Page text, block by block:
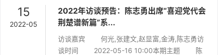
2022年访谈预告：陈志勇出席“喜迎党代会
荆楚谱新篇”系...
访谈嘉宾 何光,张建文,赵显富,金涛,陈志勇访
谈时间 2022-05-16 10:00本期主题 陈
15
2022-05